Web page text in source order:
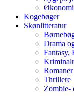
Økonomi
Kogebøger
Skønlitteratur
Drama
Fantasy,
Romaner
Thrillere
Zombie-